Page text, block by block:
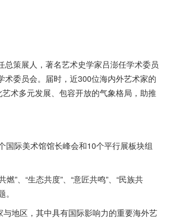
策展人，著名艺术史学家吕澎任学术委员
委员会。届时，近300位海内外艺术家的
术多元发展、包容开放的气象格局，助推
际美术馆馆长峰会和10个平行展板块组
”、“生态共度”、“意匠共鸣”、“民族共
地区，其中具有国际影响力的重要海外艺